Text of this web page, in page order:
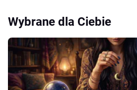
Wybrane dla Ciebie